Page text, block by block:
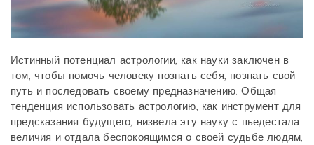
Истинный потенциал астрологии, как науки заключен в
том, чтобы помочь человеку познать себя, познать свой
путь и последовать своему предназначению. Общая
тенденция использовать астрологию, как инструмент для
предсказания будущего, низвела эту науку с пьедестала
величия и отдала беспокоящимся о своей судьбе людям,